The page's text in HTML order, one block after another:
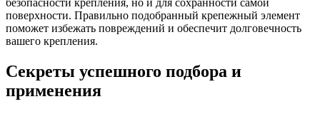
безопасности крепления, но и для сохранности самой
поверхности. Правильно подобранный крепежный элемент
поможет избежать повреждений и обеспечит долговечность
вашего крепления.
Секреты успешного подбора и
применения